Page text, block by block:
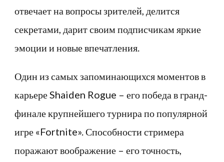
отвечает на вопросы зрителей, делится
секретами, дарит своим подписчикам яркие
эмоции и новые впечатления.
Один из самых запоминающихся моментов в
карьере Shaiden Rogue – его победа в гранд-
финале крупнейшего турнира по популярной
игре «Fortnite». Способности стримера
поражают воображение – его точность,